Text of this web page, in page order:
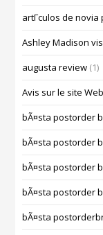
artГ­culos de novia
Ashley Madison
augusta review (1)
Avis sur le site
bÃ¤sta postorder
bÃ¤sta postorder
bÃ¤sta postorder
bÃ¤sta postorder
bÃ¤sta